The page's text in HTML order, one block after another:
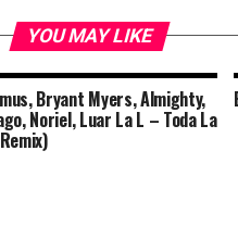
YOU MAY LIKE
Bryant Myers, Almighty,
Noriel, Luar La L – Toda La